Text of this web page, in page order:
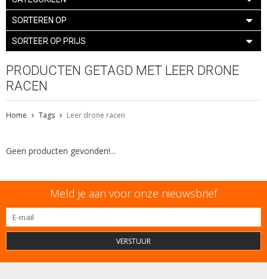
SORTEREN OP
SORTEER OP PRIJS
PRODUCTEN GETAGD MET LEER DRONE
RACEN
Home Tags Leer drone racen
Geen producten gevonden!...
Meld je aan voor onze nieuwsbrief
VERSTUUR